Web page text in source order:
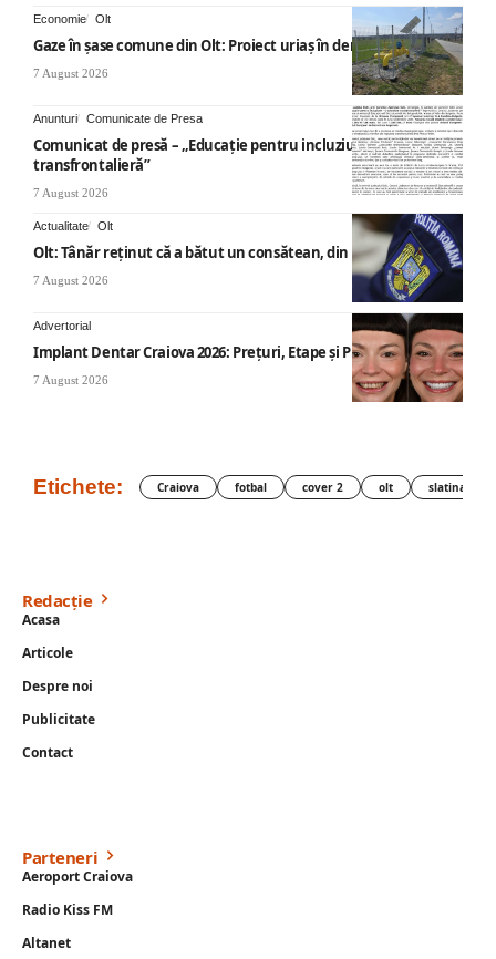
Economie Olt
Gaze în șase comune din Olt: Proiect uriaș în derulare
7 August 2026
Anunturi Comunicate de Presa
Comunicat de presă – „Educație pentru incluziune – O abordare
transfrontalieră”
7 August 2026
Actualitate Olt
Olt: Tânăr reţinut că a bătut un consătean, din cauza muzicii
7 August 2026
Advertorial
Implant Dentar Craiova 2026: Preţuri, Etape şi Plata în Rate
7 August 2026
Etichete: Craiova fotbal cover 2 olt slatina
Redacție
Acasa
Articole
Despre noi
Publicitate
Contact
Parteneri
Aeroport Craiova
Radio Kiss FM
Altanet